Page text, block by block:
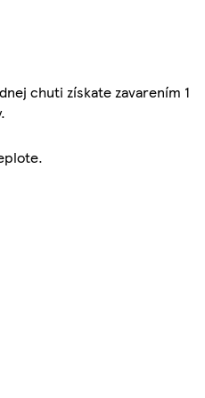
chuti získate zavarením 1